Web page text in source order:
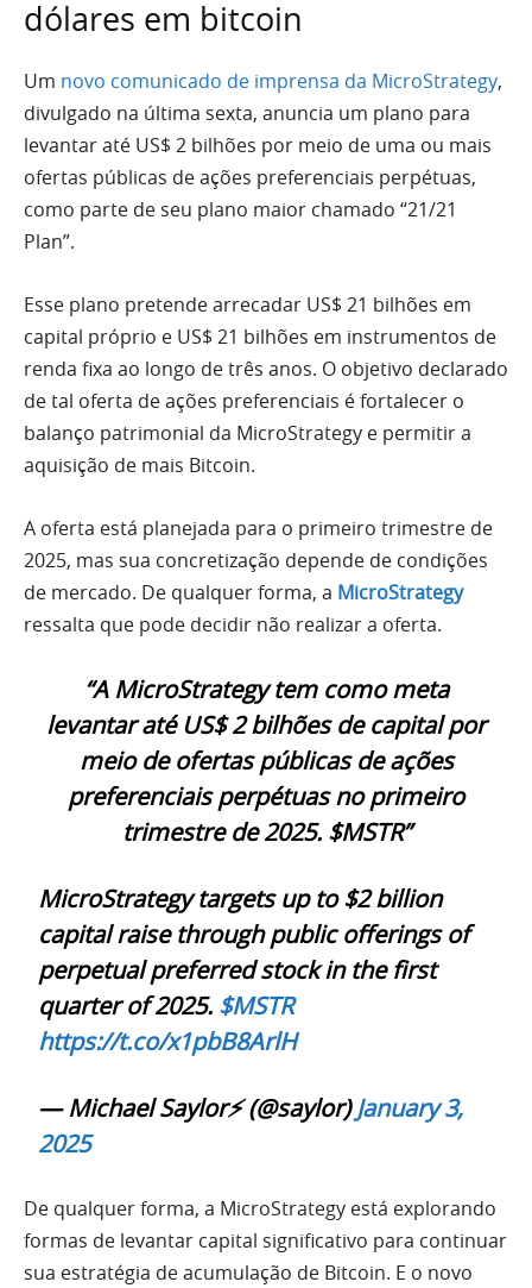
dólares em bitcoin
Um novo comunicado de imprensa da MicroStrategy,
divulgado na última sexta, anuncia um plano para
levantar até US$ 2 bilhões por meio de uma ou mais
ofertas públicas de ações preferenciais perpétuas,
como parte de seu plano maior chamado “21/21
Plan”.
Esse plano pretende arrecadar US$ 21 bilhões em
capital próprio e US$ 21 bilhões em instrumentos de
renda fixa ao longo de três anos. O objetivo declarado
de tal oferta de ações preferenciais é fortalecer o
balanço patrimonial da MicroStrategy e permitir a
aquisição de mais Bitcoin.
A oferta está planejada para o primeiro trimestre de
2025, mas sua concretização depende de condições
de mercado. De qualquer forma, a MicroStrategy
ressalta que pode decidir não realizar a oferta.
“A MicroStrategy tem como meta
levantar até US$ 2 bilhões de capital por
meio de ofertas públicas de ações
preferenciais perpétuas no primeiro
trimestre de 2025. $MSTR”
MicroStrategy targets up to $2 billion
capital raise through public offerings of
perpetual preferred stock in the first
quarter of 2025. $MSTR
https://t.co/x1pbB8ArlH
— Michael Saylor⚡️ (@saylor)January 3,
2025
De qualquer forma, a MicroStrategy está explorando
formas de levantar capital significativo para continuar
sua estratégia de acumulação de Bitcoin. E o novo